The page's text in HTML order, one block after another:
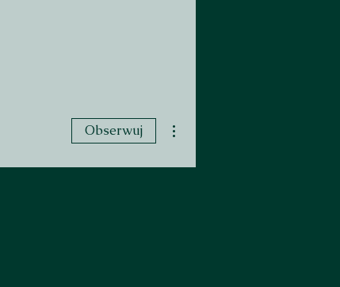
Obserwuj